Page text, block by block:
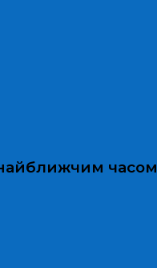
часом